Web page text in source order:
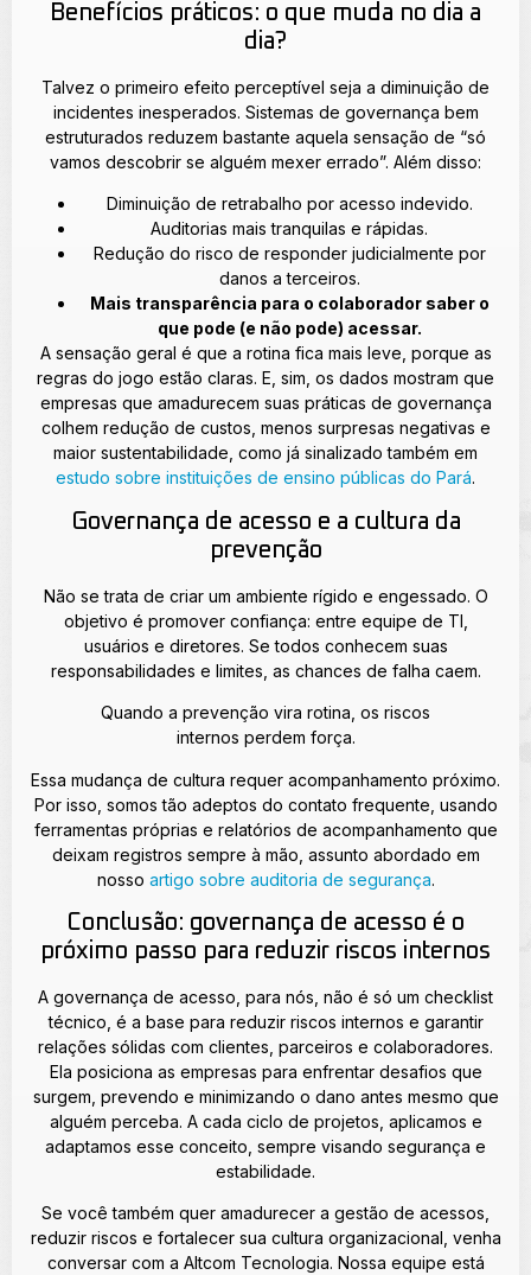
Benefícios práticos: o que muda no dia a
dia?
Talvez o primeiro efeito perceptível seja a diminuição de
incidentes inesperados. Sistemas de governança bem
estruturados reduzem bastante aquela sensação de “só
vamos descobrir se alguém mexer errado”. Além disso:
Diminuição de retrabalho por acesso indevido.
Auditorias mais tranquilas e rápidas.
Redução do risco de responder judicialmente por
danos a terceiros.
Mais transparência para o colaborador saber o
que pode (e não pode) acessar.
A sensação geral é que a rotina fica mais leve, porque as
regras do jogo estão claras. E, sim, os dados mostram que
empresas que amadurecem suas práticas de governança
colhem redução de custos, menos surpresas negativas e
maior sustentabilidade, como já sinalizado também em
estudo sobre instituições de ensino públicas do Pará.
Governança de acesso e a cultura da
prevenção
Não se trata de criar um ambiente rígido e engessado. O
objetivo é promover confiança: entre equipe de TI,
usuários e diretores. Se todos conhecem suas
responsabilidades e limites, as chances de falha caem.
Quando a prevenção vira rotina, os riscos
internos perdem força.
Essa mudança de cultura requer acompanhamento próximo.
Por isso, somos tão adeptos do contato frequente, usando
ferramentas próprias e relatórios de acompanhamento que
deixam registros sempre à mão, assunto abordado em
nosso artigo sobre auditoria de segurança.
Conclusão: governança de acesso é o
próximo passo para reduzir riscos internos
A governança de acesso, para nós, não é só um checklist
técnico, é a base para reduzir riscos internos e garantir
relações sólidas com clientes, parceiros e colaboradores.
Ela posiciona as empresas para enfrentar desafios que
surgem, prevendo e minimizando o dano antes mesmo que
alguém perceba. A cada ciclo de projetos, aplicamos e
adaptamos esse conceito, sempre visando segurança e
estabilidade.
Se você também quer amadurecer a gestão de acessos,
reduzir riscos e fortalecer sua cultura organizacional, venha
conversar com a Altcom Tecnologia. Nossa equipe está